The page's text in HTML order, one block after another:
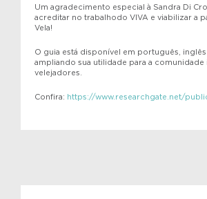
Um agradecimento especial à Sandra Di
acreditar no trabalhodo VIVA e viabilizar a
Vela!
O guia está disponível em português, inglês
ampliando sua utilidade para a comunidade
velejadores.
Confira: https://www.researchgate.net/